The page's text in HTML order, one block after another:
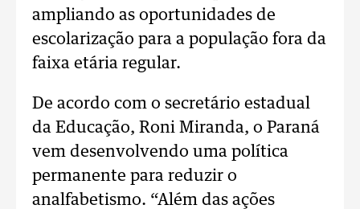
ampliando as oportunidades de
escolarização para a população fora da
faixa etária regular.
De acordo com o secretário estadual
da Educação, Roni Miranda, o Paraná
vem desenvolvendo uma política
permanente para reduzir o
analfabetismo. “Além das ações